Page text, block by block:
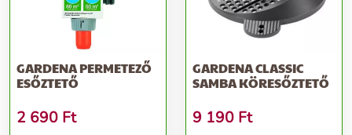
GARDENA PERMETEZŐ
ESŐZTETŐ
2 690 Ft
GARDENA CLASSIC
SAMBA KÖRESŐZTETŐ
9 190 Ft